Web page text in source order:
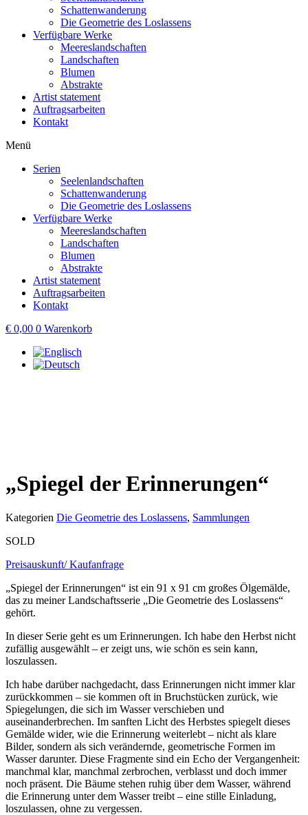
Schattenwanderung
Die Geometrie des Loslassens
Verfügbare Werke
Meereslandschaften
Landschaften
Blumen
Abstrakte
Artist statement
Auftragsarbeiten
Kontakt
Menü
Serien
Seelenlandschaften
Schattenwanderung
Die Geometrie des Loslassens
Verfügbare Werke
Meereslandschaften
Landschaften
Blumen
Abstrakte
Artist statement
Auftragsarbeiten
Kontakt
€ 0,00 0 Warenkorb
„Spiegel der Erinnerungen“
Kategorien Die Geometrie des Loslassens, Sammlungen
SOLD
Preisauskunft/ Kaufanfrage
„Spiegel der Erinnerungen“ ist ein 91 x 91 cm großes Ölgemälde,
das zu meiner Landschaftsserie „Die Geometrie des Loslassens“
gehört.
In dieser Serie geht es um Erinnerungen. Ich habe den Herbst nicht
zufällig ausgewählt – er zeigt uns, wie schön es sein kann,
loszulassen.
Ich habe darüber nachgedacht, dass Erinnerungen nicht immer klar
zurückkommen – sie kommen oft in Bruchstücken zurück, wie
Spiegelungen, die sich im Wasser verschieben und
auseinanderbrechen. Im sanften Licht des Herbstes spiegelt dieses
Gemälde wider, wie die Erinnerung weiterlebt – nicht als klare
Bilder, sondern als sich verändernde, geometrische Formen im
Wasser darunter. Diese Fragmente sind ein Echo der Vergangenheit:
manchmal klar, manchmal zerbrochen, verblasst und doch immer
noch präsent. Die Bäume stehen ruhig über dem Wasser, während
die Erinnerung unter dem Wasser treibt – eine stille Einladung,
loszulassen, ohne zu vergessen.